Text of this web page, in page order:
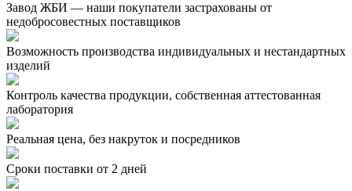
Завод ЖБИ — наши покупатели застрахованы от
недобросовестных поставщиков
Возможность производства индивидуальных и нестандартных
изделий
Контроль качества продукции, собственная аттестованная
лаборатория
Реальная цена, без накруток и посредников
Сроки поставки от 2 дней